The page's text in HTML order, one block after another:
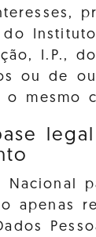
do
I.P.,
ou de
o mesmo
Nacional
apenas